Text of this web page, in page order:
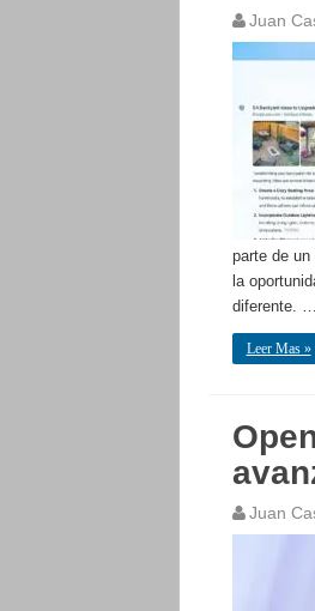
Juan
parte de
la
diferente. …
Leer Mas »
Juan